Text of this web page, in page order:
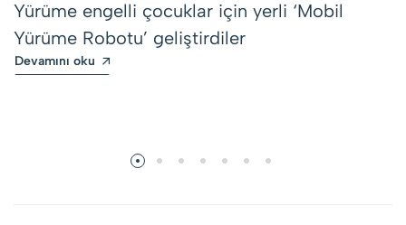
Yürüme engelli çocuklar için yerli ‘Mobil
Yürüme Robotu’ geliştirdiler
Devamını oku